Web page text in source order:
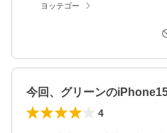
ヨッテゴー
今回、グリーンの
4